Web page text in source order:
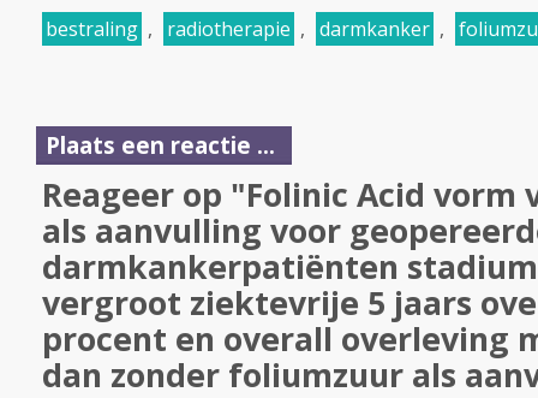
bestraling , radiotherapie , darmkanker ,
Plaats een reactie ...
Reageer op "Folinic Acid
als aanvulling voor
darmkankerpatiënten
vergroot ziektevrije 5 jaars
procent en overall overleving
dan zonder foliumzuur als